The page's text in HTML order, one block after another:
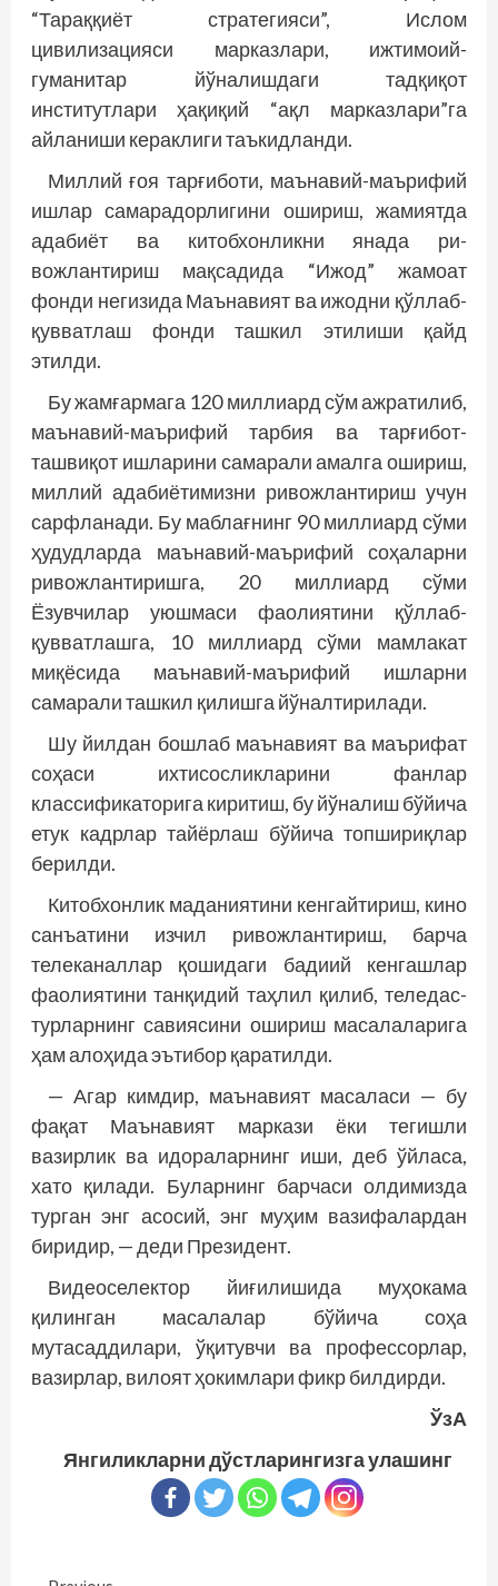
“Тараққиёт стратегияси”, Ислом
цивилизацияси марказлари, ижтимоий-
гуманитар йўналишдаги тадқиқот
институтлари ҳақиқий “ақл марказлари”га
айланиши кераклиги таъкидланди.
Миллий ғоя тарғиботи, маънавий-маърифий
ишлар самарадорлигини ошириш, жамиятда
адабиёт ва китобхонликни янада ри­
вожлантириш мақсадида “Ижод” жамоат
фонди негизида Маънавият ва ижодни қўллаб-
қувватлаш фонди ташкил этилиши қайд
этилди.
Бу жамғармага 120 миллиард сўм ажратилиб,
маънавий-маърифий тарбия ва тарғибот-
ташвиқот ишларини самарали амалга ошириш,
миллий адабиётимизни ривожлантириш учун
сарфланади. Бу маблағнинг 90 миллиард сўми
ҳудудларда маънавий-маърифий соҳаларни
ривожлантиришга, 20 миллиард сўми
Ёзувчилар уюшмаси фаолиятини қўллаб-
қувватлашга, 10 миллиард сўми мамлакат
миқёсида маънавий-маърифий ишларни
самарали ташкил қилишга йўналтирилади.
Шу йилдан бошлаб маънавият ва маърифат
соҳаси ихтисосликларини фанлар
классификаторига киритиш, бу йўналиш бўйича
етук кадрлар тайёрлаш бўйича топшириқлар
берилди.
Китобхонлик маданиятини кенгайтириш, кино
санъатини изчил ривожлантириш, барча
телеканаллар қошидаги бадиий кенгашлар
фаолиятини танқидий таҳлил қилиб, теледас­
турларнинг савиясини ошириш масалаларига
ҳам алоҳида эътибор қаратилди.
— Агар кимдир, маънавият масаласи — бу
фақат Маънавият маркази ёки тегишли
вазирлик ва идораларнинг иши, деб ўйласа,
хато қилади. Буларнинг барчаси олдимизда
турган энг асосий, энг муҳим вазифалардан
биридир, — деди Президент.
Видеоселектор йиғилишида муҳокама
қилинган масалалар бўйича соҳа
мутасаддилари, ўқитувчи ва профессорлар,
вазирлар, вилоят ҳокимлари фикр билдирди.
ЎзА
Янгиликларни дўстларингизга улашинг